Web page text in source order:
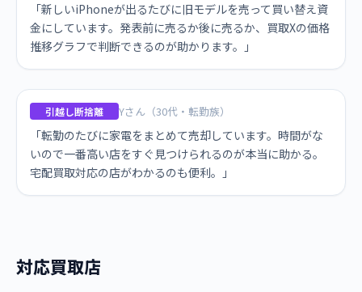
「新しいiPhoneが出るたびに旧モデルを売って買い替え資
金にしています。発表前に売るか後に売るか、買取Xの価格
推移グラフで判断できるのが助かります。」
引越し断捨離 Yさん（30代・転勤族）
「転勤のたびに家電をまとめて売却しています。時間がな
いので一番高い店をすぐ見つけられるのが本当に助かる。
宅配買取対応の店がわかるのも便利。」
対応買取店